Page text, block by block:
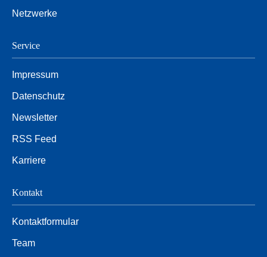
Netzwerke
Service
Impressum
Datenschutz
Newsletter
RSS Feed
Karriere
Kontakt
Kontaktformular
Team